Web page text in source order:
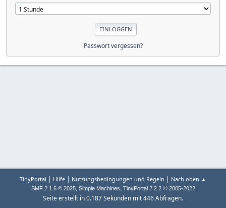
Passwort vergessen?
TinyPortal | Hilfe | Nutzungsbedingungen und Regeln | Nach oben ▲
SMF 2.1.6 © 2025, Simple Machines, TinyPortal 2.2.2© 2005-2022
Seite erstellt in 0.187 Sekunden mit 446 Abfragen.